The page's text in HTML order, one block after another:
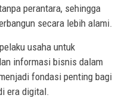
perantara, sehingga
secara lebih alami.
usaha untuk
informasi bisnis dalam
fondasi penting bagi
era digital.